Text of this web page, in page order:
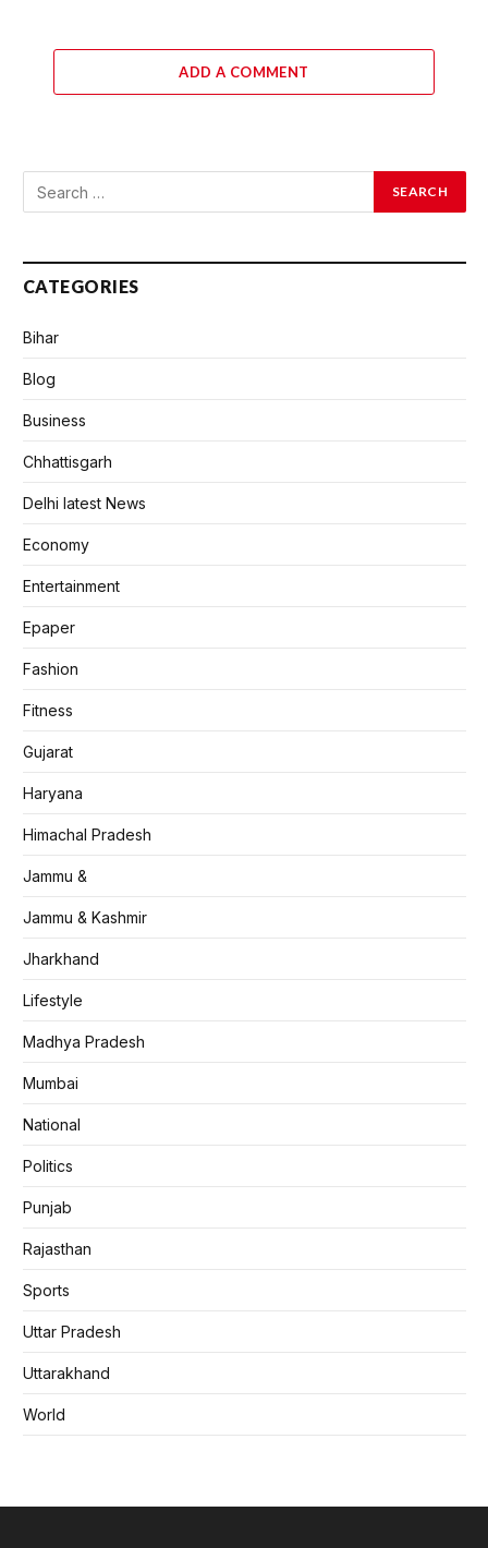
ADD A COMMENT
CATEGORIES
Bihar
Blog
Business
Chhattisgarh
Delhi latest News
Economy
Entertainment
Epaper
Fashion
Fitness
Gujarat
Haryana
Himachal Pradesh
Jammu &
Jammu & Kashmir
Jharkhand
Lifestyle
Madhya Pradesh
Mumbai
National
Politics
Punjab
Rajasthan
Sports
Uttar Pradesh
Uttarakhand
World